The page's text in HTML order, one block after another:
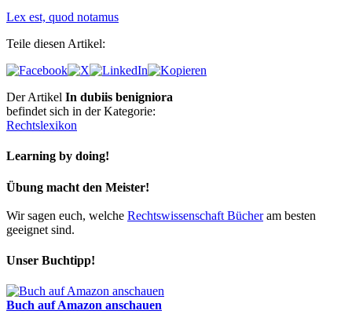
Lex est, quod notamus
Teile diesen Artikel:
Der Artikel In dubiis benigniora
befindet sich in der Kategorie:
Rechtslexikon
Learning by doing!
Übung macht den Meister!
Wir sagen euch, welche Rechtswissenschaft Bücheram besten
geeignet sind.
Unser Buchtipp!
Buch auf Amazon anschauen